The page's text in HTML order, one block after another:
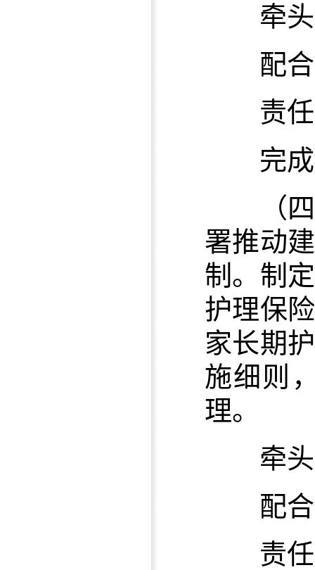
牵头
配合
责任
完成
（
署推动
制。制
护理保
家长期
施细则
理。
牵头
配合
责任